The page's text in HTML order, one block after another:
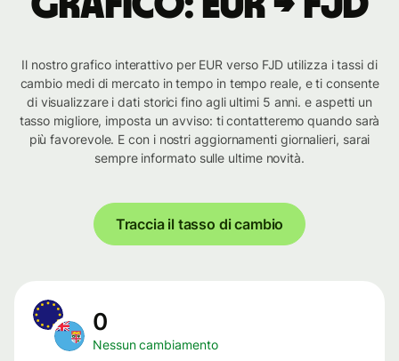
Il nostro grafico interattivo per EUR verso FJD utilizza i tassi di
cambio medi di mercato in tempo in tempo reale, e ti consente
di visualizzare i dati storici fino agli ultimi 5 anni. e aspetti un
tasso migliore, imposta un avviso: ti contatteremo quando sarà
più favorevole. E con i nostri aggiornamenti giornalieri, sarai
sempre informato sulle ultime novità.
Traccia il tasso di cambio
0
Nessun cambiamento